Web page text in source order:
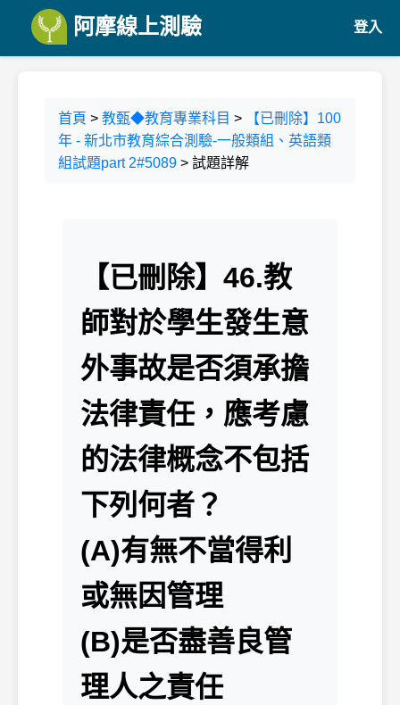
阿摩線上測驗 登入
首頁 > 教甄◆教育專業科目 >
【已刪除】100
年 - 新北市教育綜合測驗-一般類組、英語類
組試題part 2#5089 > 試題詳解
【已刪除】46.教
師對於學生發生意
外事故是否須承擔
法律責任，應考慮
的法律概念不包括
下列何者？
(A)有無不當得利
或無因管理
(B)是否盡善良管
理人之責任